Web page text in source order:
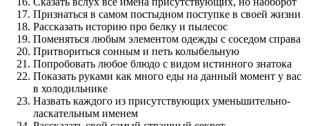
Признаться в самом постыдном поступке в своей жизни
Рассказать историю про белку и пылесос
Поменяться любым элементом одежды с соседом справа
Притвориться сонным и петь колыбельную
Попробовать любое блюдо с видом истинного знатока
Показать руками как много еды на данный момент у вас
в холодильнике
Назвать каждого из присутствующих уменьшительно-
ласкательным именем